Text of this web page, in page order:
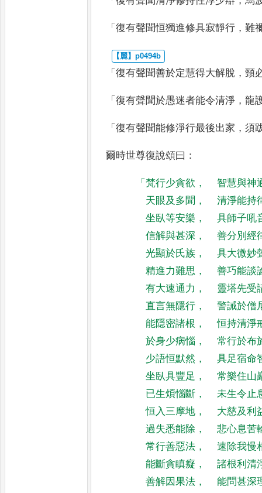
「復有聲聞恒獨進修具寂靜行 ，難
「復有聲聞善於定慧得大解脫 ，頸
「復有聲聞於愚迷者能令清淨 ，龍
「復有聲聞能修淨行最後出家 ，須
爾時世尊復說頌曰 ：
「梵行少貪欲 ，
智慧與神
天眼及多聞 ，
清淨能持
坐臥等安樂 ，
具師子吼
信解與甚深 ，
善分別經
光顯於氏族 ，
具大微妙
精進力難思 ，
善巧能談
有大速通力 ，
靈塔先受
直言無隱行 ，
警誡於僧
能隱密諸根 ，
恒持清淨
於身少病惱 ，
常行於布
少語恒默然 ，
具足宿命
坐臥具豐足 ，
常樂住山
已生煩惱斷 ，
未生令止
恒入三摩地 ，
大慈及利
過失悉能除 ，
悲心息苦
常行善惡法 ，
速除我慢
能斷貪瞋癡 ，
諸根利清
善解因果法 ，
能問甚深